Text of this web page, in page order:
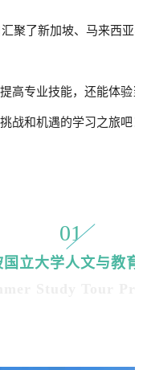
聚了新加坡、马来西亚
高专业技能，还能体验
战和机遇的学习之旅吧！
01
国立大学人文与教育